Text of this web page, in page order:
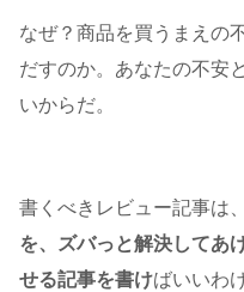
なぜ？商品を買うまえの
だすのか。あなたの不安
いからだ。
書くべきレビュー記事は、
を、ズバっと解決してあ
せる記事を書けばいいわ